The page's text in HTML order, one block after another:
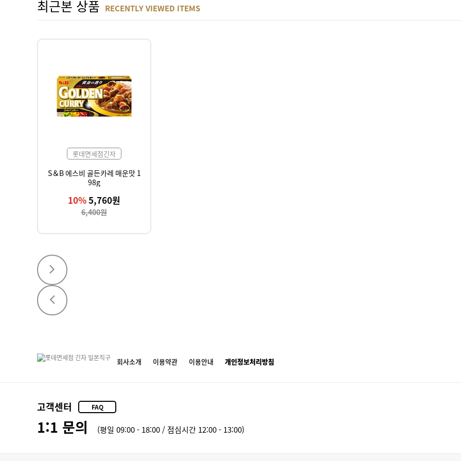
최근본 상품 RECENTLY VIEWED ITEMS
롯데면세점긴자
S＆B 에스비 골든카레 매운맛 1
98g
10%5,760원
6,400원
회사소개 이용약관 이용안내 개인정보처리방침
고객센터 FAQ
1:1 문의 (평일 09:00 - 18:00 / 점심시간 12:00 - 13:00)